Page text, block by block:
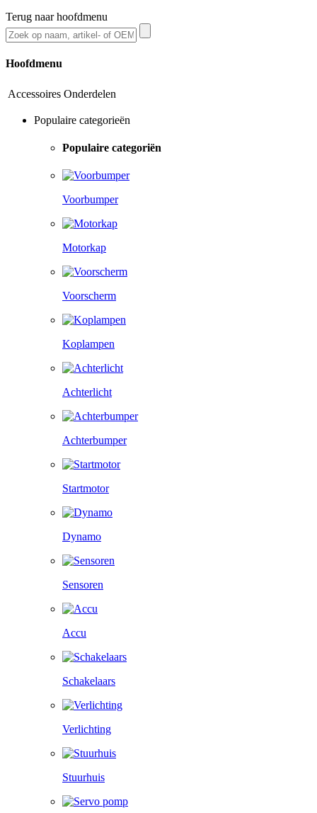
Terug naar hoofdmenu
Hoofdmenu
Accessoires Onderdelen
Populaire categorieën
Populaire categoriën
Voorbumper
Motorkap
Voorscherm
Koplampen
Achterlicht
Achterbumper
Startmotor
Dynamo
Sensoren
Accu
Schakelaars
Verlichting
Stuurhuis